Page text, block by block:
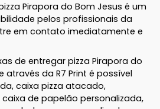
Pirapora do Bom Jesus é um
pelos profissionais da
em contato imediatamente e
de entregar pizza Pirapora do
através da R7 Print é possível
caixa pizza atacado,
de papelão personalizada,